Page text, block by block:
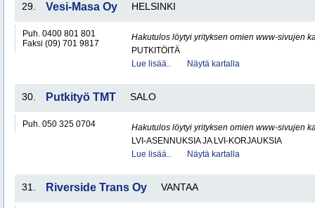
29. Vesi-Masa Oy HELSINKI
Puh. 0400 801 801
Faksi (09) 701 9817
Hakutulos löytyi yrityksen omien www-sivujen
PUTKITÖITÄ
Lue lisää..
Näytä kartalla
30. Putkityö TMT SALO
Puh. 050 325 0704
Hakutulos löytyi yrityksen omien www-sivujen
LVI-ASENNUKSIA JA LVI-KORJAUKSIA
Lue lisää..
Näytä kartalla
31. Riverside Trans Oy VANTAA